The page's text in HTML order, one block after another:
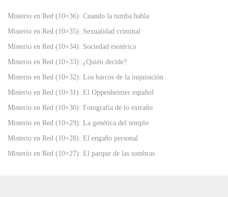
Misterio en Red (10×36): Cuando la tumba habla
Misterio en Red (10×35): Sexualidad criminal
Misterio en Red (10×34): Sociedad esotérica
Misterio en Red (10×33): ¿Quién decide?
Misterio en Red (10×32): Los barcos de la inquisición
Misterio en Red (10×31): El Oppenheimer español
Misterio en Red (10×30): Fotografía de lo extraño
Misterio en Red (10×29): La genética del templo
Misterio en Red (10×28): El engaño personal
Misterio en Red (10×27): El parque de las sombras